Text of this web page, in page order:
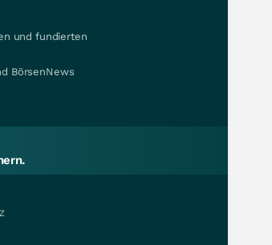
und fundierten
BörsenNews
Z